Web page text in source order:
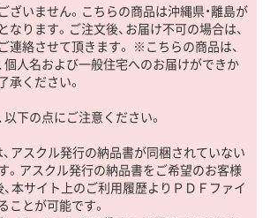
ざいません。こちらの商品は沖縄県・離島が
なります。ご注文後、お届け不可の場合は、
連絡させて頂きます。 ※こちらの商品は、
個人名および一般住宅へのお届けができか
承ください。
以下の点にご注意ください。
、アスクル発行の納品書が同梱されていない
。アスクル発行の納品書をご希望のお客様
、本サイト上のご利用履歴よりＰＤＦファイ
ことが可能です。